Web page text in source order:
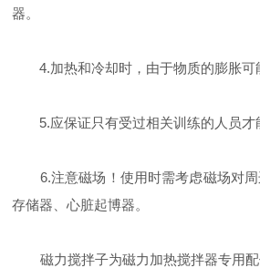
器。
4.加热和冷却时，由于物质的膨胀可
5.应保证只有受过相关训练的人员才
6.注意磁场！使用时需考虑磁场对周
存储器、心脏起博器。
磁力搅拌子为磁力加热搅拌器专用配